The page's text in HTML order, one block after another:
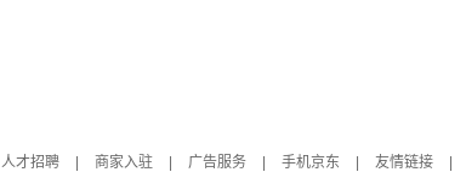
人才招聘 商家入驻 广告服务 手机京东 友情链接